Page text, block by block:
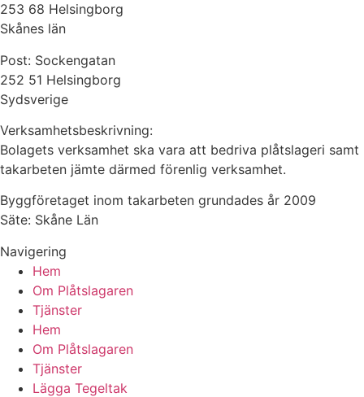
253 68 Helsingborg
Skånes län
Post: Sockengatan
252 51 Helsingborg
Sydsverige
Verksamhetsbeskrivning:
Bolagets verksamhet ska vara att bedriva plåtslageri samt
takarbeten jämte därmed förenlig verksamhet.
Byggföretaget inom takarbeten grundades år 2009
Säte: Skåne Län
Navigering
Hem
Om Plåtslagaren
Tjänster
Hem
Om Plåtslagaren
Tjänster
Lägga Tegeltak